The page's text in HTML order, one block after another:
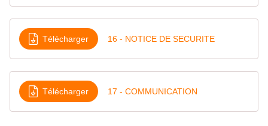
Télécharger 16 - NOTICE DE SECURITE
Télécharger 17 - COMMUNICATION